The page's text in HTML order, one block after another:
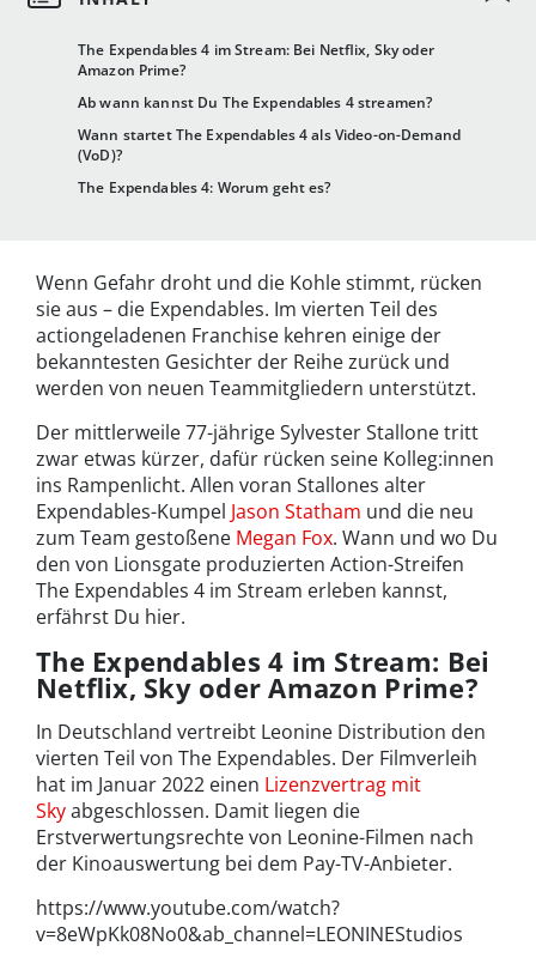
The Expendables 4 im Stream: Bei Netflix, Sky oder
Amazon Prime?
Ab wann kannst Du The Expendables 4 streamen?
Wann startet The Expendables 4 als Video-on-Demand
(VoD)?
The Expendables 4: Worum geht es?
Wenn Gefahr droht und die Kohle stimmt, rücken
sie aus – die Expendables. Im vierten Teil des
actiongeladenen Franchise kehren einige der
bekanntesten Gesichter der Reihe zurück und
werden von neuen Teammitgliedern unterstützt.
Der mittlerweile 77-jährige Sylvester Stallone tritt
zwar etwas kürzer, dafür rücken seine Kolleg:innen
ins Rampenlicht. Allen voran Stallones alter
Expendables-Kumpel Jason Statham und die neu
zum Team gestoßene Megan Fox. Wann und wo Du
den von Lionsgate produzierten Action-Streifen
The Expendables 4 im Stream erleben kannst,
erfährst Du hier.
The Expendables 4 im Stream: Bei
Netflix, Sky oder Amazon Prime?
In Deutschland vertreibt Leonine Distribution den
vierten Teil von The Expendables. Der Filmverleih
hat im Januar 2022 einen Lizenzvertrag mit
Skyabgeschlossen. Damit liegen die
Erstverwertungsrechte von Leonine-Filmen nach
der Kinoauswertung bei dem Pay-TV-Anbieter.
https://www.youtube.com/watch?
v=8eWpKk08No0&ab_channel=LEONINEStudios